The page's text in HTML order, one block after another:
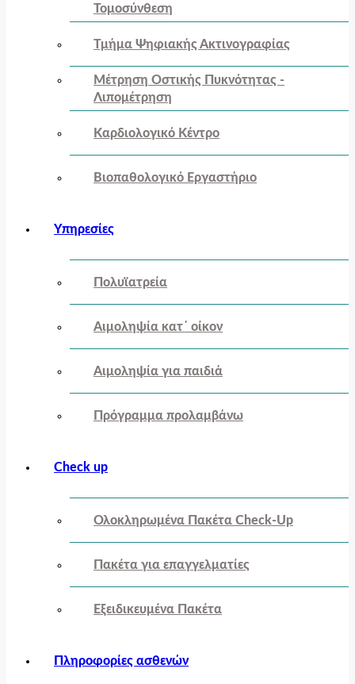
Τομοσύνθεση
Τμήμα Ψηφιακής Ακτινογραφίας
Μέτρηση Οστικής Πυκνότητας -
Λιπομέτρηση
Καρδιολογικό Κέντρο
Βιοπαθολογικό Εργαστήριο
Υπηρεσίες
Πολυϊατρεία
Αιμοληψία κατ΄ οίκον
Αιμοληψία για παιδιά
Πρόγραμμα προλαμβάνω
Check up
Ολοκληρωμένα Πακέτα Check-Up
Πακέτα για επαγγελματίες
Εξειδικευμένα Πακέτα
Πληροφορίες ασθενών